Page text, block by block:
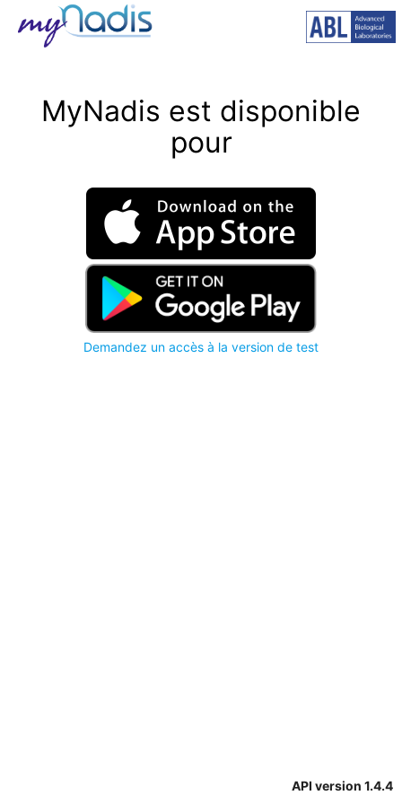
API version 1.4.4
MyNadis est disponible
pour
Demandez un accès à la version de test